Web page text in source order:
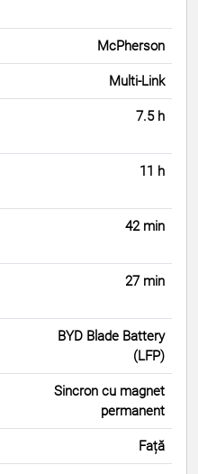
McPherson
Multi-Link
7.5 h
11 h
42 min
27 min
BYD Blade Battery
(LFP)
Sincron cu magnet
permanent
Față